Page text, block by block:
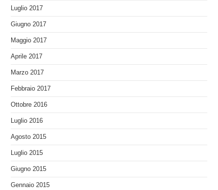
Luglio 2017
Giugno 2017
Maggio 2017
Aprile 2017
Marzo 2017
Febbraio 2017
Ottobre 2016
Luglio 2016
Agosto 2015
Luglio 2015
Giugno 2015
Gennaio 2015